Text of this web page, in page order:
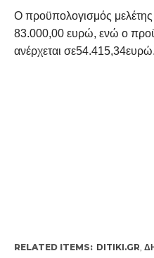
Ο προϋπολογισμός μελέτης
83.000,00 ευρώ, ενώ ο
ανέρχεται σε54.415,34ευρώ.
RELATED ITEMS: DITIKI.GR,